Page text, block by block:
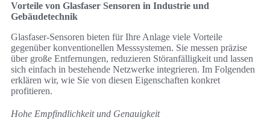
Vorteile von Glasfaser Sensoren in Industrie und
Gebäudetechnik
Glasfaser-Sensoren bieten für Ihre Anlage viele Vorteile
gegenüber konventionellen Messsystemen. Sie messen präzise
über große Entfernungen, reduzieren Störanfälligkeit und lassen
sich einfach in bestehende Netzwerke integrieren. Im Folgenden
erklären wir, wie Sie von diesen Eigenschaften konkret
profitieren.
Hohe Empfindlichkeit und Genauigkeit